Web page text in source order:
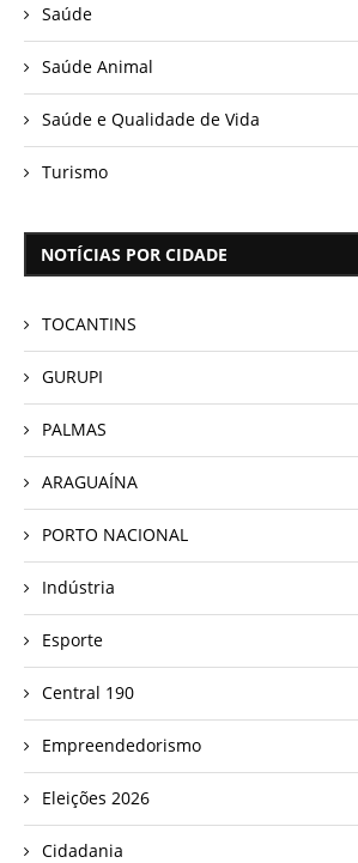
Saúde
Saúde Animal
Saúde e Qualidade de Vida
Turismo
NOTÍCIAS POR CIDADE
TOCANTINS
GURUPI
PALMAS
ARAGUAÍNA
PORTO NACIONAL
Indústria
Esporte
Central 190
Empreendedorismo
Eleições 2026
Cidadania